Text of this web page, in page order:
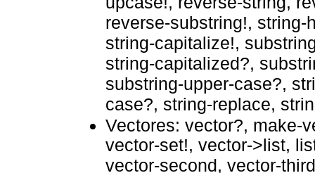
reverse-substring!,
string-capitalize!,
string-capitalized?,
substring-upper-case?,
case?, string-replace,
Vectores: vector?, make-
vector-set!, vector->list,
vector-second, vector-